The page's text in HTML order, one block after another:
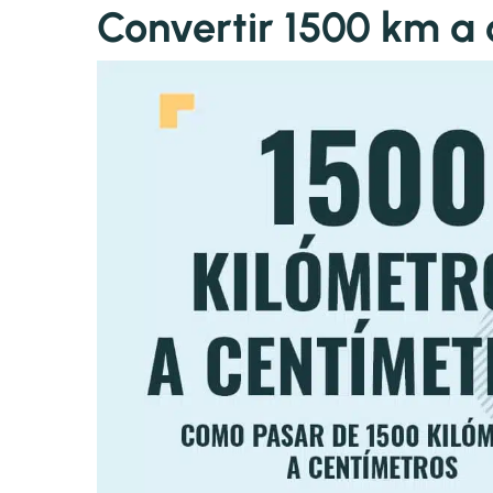
Convertir 1500 km a